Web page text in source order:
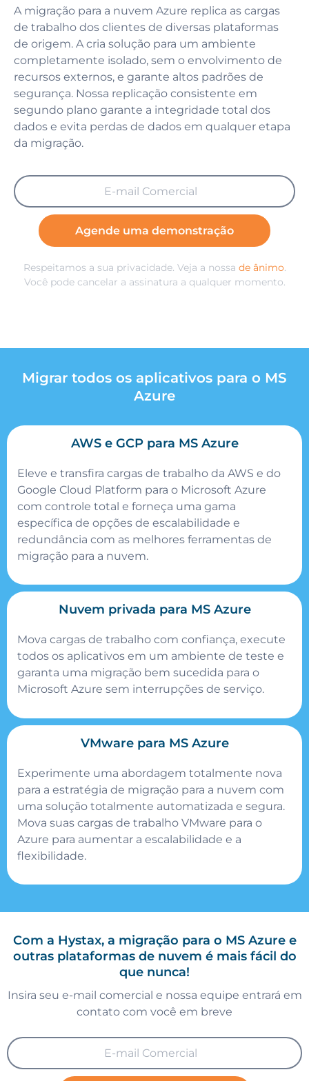
A migração para a nuvem Azure replica as cargas
de trabalho dos clientes de diversas plataformas
de origem. A cria solução para um ambiente
completamente isolado, sem o envolvimento de
recursos externos, e garante altos padrões de
segurança. Nossa replicação consistente em
segundo plano garante a integridade total dos
dados e evita perdas de dados em qualquer etapa
da migração.
Agende uma demonstração
Respeitamos a sua privacidade. Veja a nossa de ânimo.
Você pode cancelar a assinatura a qualquer momento.
Migrar todos os aplicativos para o MS
Azure
AWS e GCP para MS Azure
Eleve e transfira cargas de trabalho da AWS e do
Google Cloud Platform para o Microsoft Azure
com controle total e forneça uma gama
específica de opções de escalabilidade e
redundância com as melhores ferramentas de
migração para a nuvem.
Nuvem privada para MS Azure
Mova cargas de trabalho com confiança, execute
todos os aplicativos em um ambiente de teste e
garanta uma migração bem sucedida para o
Microsoft Azure sem interrupções de serviço.
VMware para MS Azure
Experimente uma abordagem totalmente nova
para a estratégia de migração para a nuvem com
uma solução totalmente automatizada e segura.
Mova suas cargas de trabalho VMware para o
Azure para aumentar a escalabilidade e a
flexibilidade.
Com a Hystax, a migração para o MS Azure e
outras plataformas de nuvem é mais fácil do
que nunca!
Insira seu e-mail comercial e nossa equipe entrará em
contato com você em breve